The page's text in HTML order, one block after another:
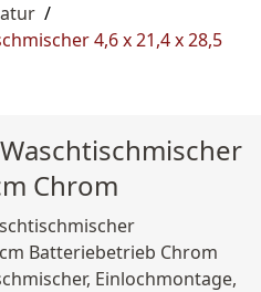
/
4,6 x 21,4 x 28,5
Chrom
Batteriebetrieb Chrom
Einlochmontage,